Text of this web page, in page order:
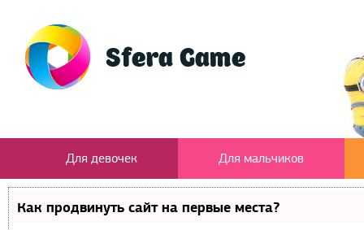
Для девочек Для мальчиков
Как продвинуть сайт на первые места?